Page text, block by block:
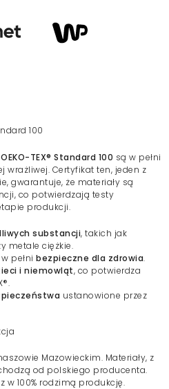
100
OEKO-TEX® Standard 100 są w pełni
wrażliwej. Certyfikat ten, jeden z
gwarantuje, że materiały są
co potwierdzają testy
produkcji.
substancji, takich jak
metale ciężkie.
pełni bezpieczne dla zdrowia.
i niemowląt, co potwierdza
ustanowione przez
Mazowieckim. Materiały, z
od polskiego producenta.
100% rodzimą produkcję.